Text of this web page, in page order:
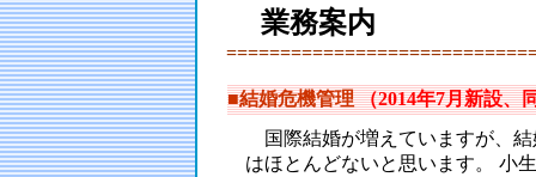
業務案内
■結婚危機管理（2014年7月新設、
国際結婚が増えていますが、
はほとんどないと思います。 小